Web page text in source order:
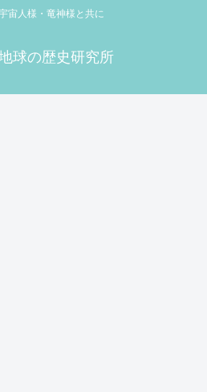
宙人様・竜神様と共に
球の歴史研究所